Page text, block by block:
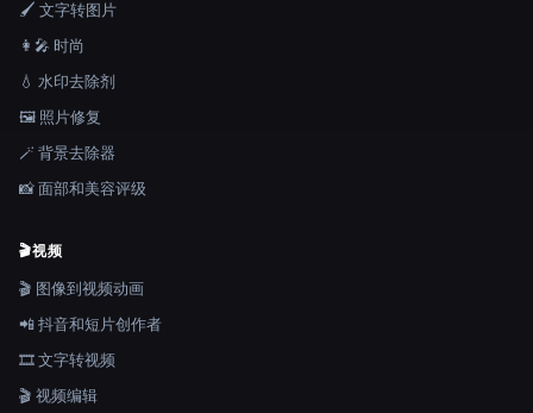
🖌️ 文字转图片
👩‍🎤 时尚
💧 水印去除剂
🖼️ 照片修复
🪄 背景去除器
📸 面部和美容评级
🎬视频
🎬 图像到视频动画
📲 抖音和短片创作者
🎞️ 文字转视频
🎬 视频编辑